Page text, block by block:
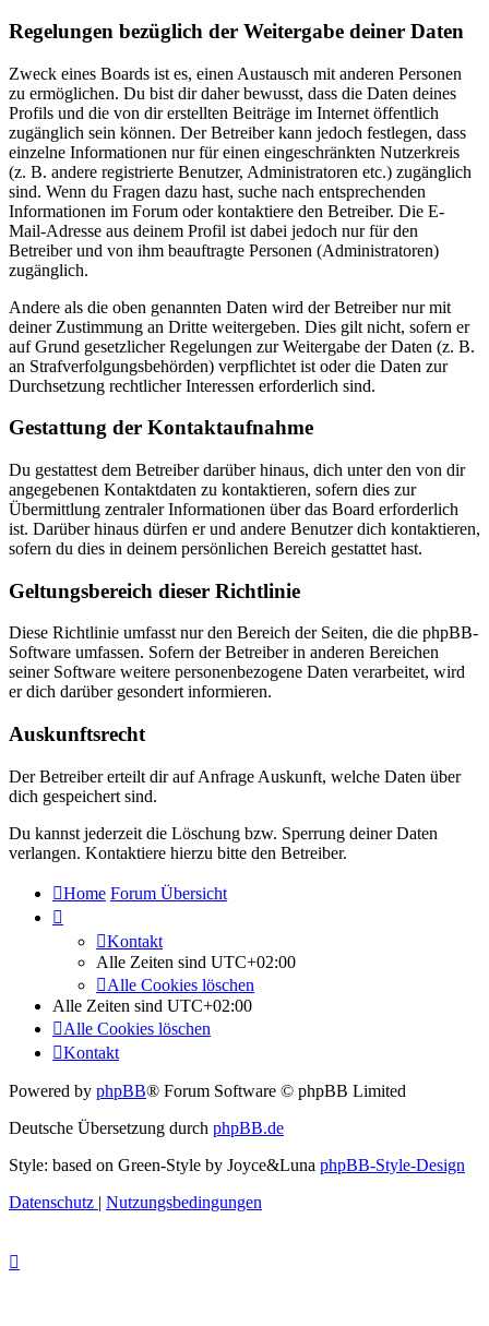
Regelungen bezüglich der Weitergabe deiner Daten
Zweck eines Boards ist es, einen Austausch mit anderen Personen
zu ermöglichen. Du bist dir daher bewusst, dass die Daten deines
Profils und die von dir erstellten Beiträge im Internet öffentlich
zugänglich sein können. Der Betreiber kann jedoch festlegen, dass
einzelne Informationen nur für einen eingeschränkten Nutzerkreis
(z. B. andere registrierte Benutzer, Administratoren etc.) zugänglich
sind. Wenn du Fragen dazu hast, suche nach entsprechenden
Informationen im Forum oder kontaktiere den Betreiber. Die E-
Mail-Adresse aus deinem Profil ist dabei jedoch nur für den
Betreiber und von ihm beauftragte Personen (Administratoren)
zugänglich.
Andere als die oben genannten Daten wird der Betreiber nur mit
deiner Zustimmung an Dritte weitergeben. Dies gilt nicht, sofern er
auf Grund gesetzlicher Regelungen zur Weitergabe der Daten (z. B.
an Strafverfolgungsbehörden) verpflichtet ist oder die Daten zur
Durchsetzung rechtlicher Interessen erforderlich sind.
Gestattung der Kontaktaufnahme
Du gestattest dem Betreiber darüber hinaus, dich unter den von dir
angegebenen Kontaktdaten zu kontaktieren, sofern dies zur
Übermittlung zentraler Informationen über das Board erforderlich
ist. Darüber hinaus dürfen er und andere Benutzer dich kontaktieren,
sofern du dies in deinem persönlichen Bereich gestattet hast.
Geltungsbereich dieser Richtlinie
Diese Richtlinie umfasst nur den Bereich der Seiten, die die phpBB-
Software umfassen. Sofern der Betreiber in anderen Bereichen
seiner Software weitere personenbezogene Daten verarbeitet, wird
er dich darüber gesondert informieren.
Auskunftsrecht
Der Betreiber erteilt dir auf Anfrage Auskunft, welche Daten über
dich gespeichert sind.
Du kannst jederzeit die Löschung bzw. Sperrung deiner Daten
verlangen. Kontaktiere hierzu bitte den Betreiber.
Home Forum Übersicht
Kontakt
Alle Zeiten sind UTC+02:00
Alle Cookies löschen
Alle Zeiten sind UTC+02:00
Alle Cookies löschen
Kontakt
Powered by phpBB® Forum Software © phpBB Limited
Deutsche Übersetzung durch phpBB.de
Style: based on Green-Style by Joyce&Luna phpBB-Style-Design
Datenschutz | Nutzungsbedingungen